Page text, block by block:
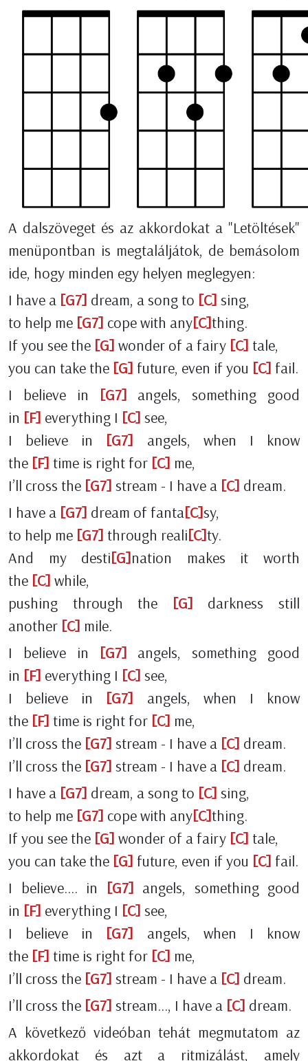
A dalszöveget és az akkordokat a "Letöltések"
menüpontban is megtaláljátok, de bemásolom
ide, hogy minden egy helyen meglegyen:
I have a [G7] dream, a song to [C] sing,
to help me [G7] cope with any[C]thing.
If you see the [G] wonder of a fairy [C] tale,
you can take the [G] future, even if you [C] fail.
I believe in [G7] angels, something good
in [F] everything I [C] see,
I believe in [G7] angels, when I know
the [F] time is right for [C] me,
I’ll cross the [G7] stream - I have a [C] dream.
I have a [G7] dream of fanta[C]sy,
to help me [G7] through reali[C]ty.
And my desti[G]nation makes it worth
the [C] while,
pushing through the [G] darkness still
another [C] mile.
I believe in [G7] angels, something good
in [F] everything I [C] see,
I believe in [G7] angels, when I know
the [F] time is right for [C] me,
I’ll cross the [G7] stream - I have a [C] dream.
I’ll cross the [G7] stream - I have a [C] dream.
I have a [G7] dream, a song to [C] sing,
to help me [G7] cope with any[C]thing.
If you see the [G] wonder of a fairy [C] tale,
you can take the [G] future, even if you [C] fail.
I believe…. in [G7] angels, something good
in [F] everything I [C] see,
I believe in [G7] angels, when I know
the [F] time is right for [C] me,
I’ll cross the [G7] stream - I have a [C] dream.
I’ll cross the [G7] stream…, I have a [C] dream.
A következő videóban tehát megmutatom az
akkordokat és azt a ritmizálást, amely